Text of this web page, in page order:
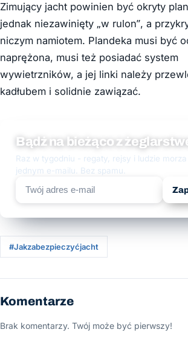
Zimujący jacht powinien być okryty
jednak niezawinięty „w rulon”, a
niczym namiotem. Plandeka musi być
naprężona, musi też posiadać system
wywietrzników, a jej linki należy
kadłubem i solidnie zawiązać.
Bądź na bieżąco z
Raz w tygodniu - regaty, rejsy i ludzie
jednym e-mailu. Bez spamu.
#Jakzabezpieczyćjacht
Komentarze
Brak komentarzy. Twój może być pierwszy!